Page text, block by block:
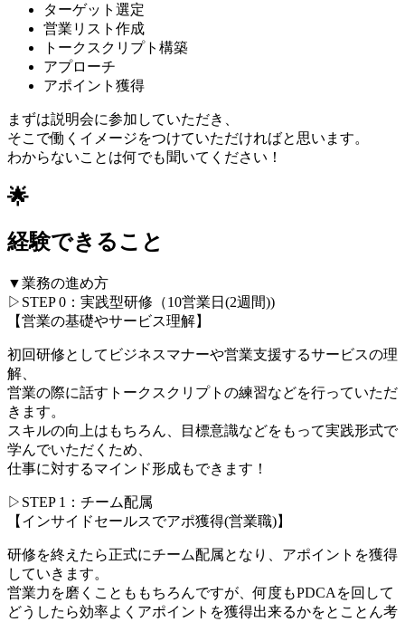
ターゲット選定
営業リスト作成
トークスクリプト構築
アプローチ
アポイント獲得
まずは説明会に参加していただき、
そこで働くイメージをつけていただければと思います。
わからないことは何でも聞いてください！
🌟
経験できること
▼業務の進め方
▷STEP 0：実践型研修（10営業日(2週間))
【営業の基礎やサービス理解】
初回研修としてビジネスマナーや営業支援するサービスの理
解、
営業の際に話すトークスクリプトの練習などを行っていただ
きます。
スキルの向上はもちろん、目標意識などをもって実践形式で
学んでいただくため、
仕事に対するマインド形成もできます！
▷STEP 1：チーム配属
【インサイドセールスでアポ獲得(営業職)】
研修を終えたら正式にチーム配属となり、アポイントを獲得
していきます。
営業力を磨くことももちろんですが、何度もPDCAを回して
どうしたら効率よくアポイントを獲得出来るかをとことん考